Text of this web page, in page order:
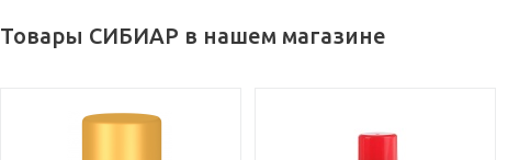
Товары СИБИАР в нашем магазине